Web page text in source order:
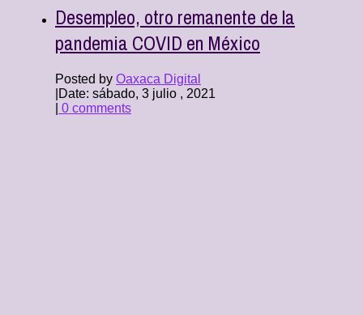
Desempleo, otro remanente de la
pandemia COVID en México
Posted by Oaxaca Digital
Date: sábado, 3 julio , 2021
0 comments